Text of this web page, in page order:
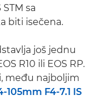
STM sa
biti isečena.
još jednu
R10 ili EOS RP.
među najboljim
105mm F4-7.1 IS